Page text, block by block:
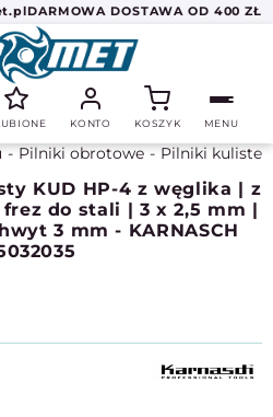
DARMOWA DOSTAWA OD 400 ZŁ
KONTO KOSZYK MENU
Pilniki obrotowe Pilniki kuliste
KUD HP-4 z węglika | z
frez do stali | 3 x 2,5 mm |
3 mm - KARNASCH